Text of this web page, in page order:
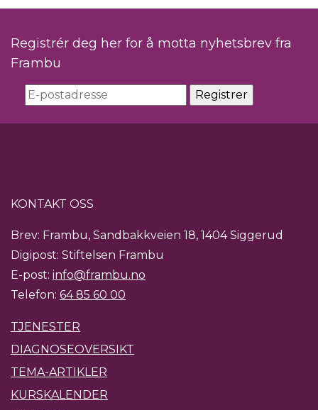
Registrér deg her for å motta nyhetsbrev fra
Frambu
KONTAKT OSS
Brev: Frambu, Sandbakkveien 18, 1404 Siggerud
Digipost: Stiftelsen Frambu
E-post: info@frambu.no
Telefon: 64 85 60 00
TJENESTER
DIAGNOSEOVERSIKT
TEMA-ARTIKLER
KURSKALENDER